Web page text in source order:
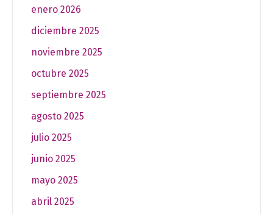
enero 2026
diciembre 2025
noviembre 2025
octubre 2025
septiembre 2025
agosto 2025
julio 2025
junio 2025
mayo 2025
abril 2025